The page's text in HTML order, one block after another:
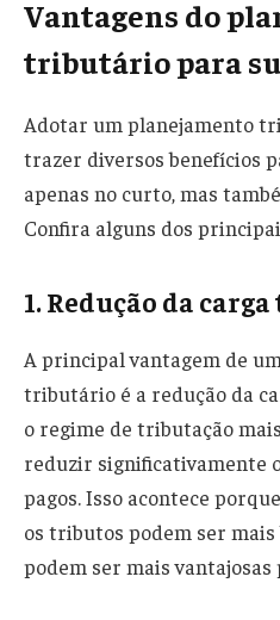
Vantagens do
tributário para
Adotar um planejamento
trazer diversos benefícios
apenas no curto, mas
Confira alguns dos
1. Redução da
A principal vantagem de
tributário é a redução da
o regime de tributação
reduzir significativamente
pagos. Isso acontece
os tributos podem ser mais
podem ser mais vantajosas